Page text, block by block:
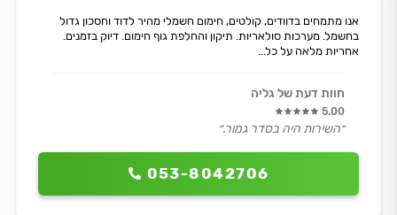
053-8042706
אנו מתמחים בדוודים, קולטים, חימום חשמלי מהיר לדוד וחסכון גדול
בחשמל. מערכות סולאריות. תיקון והחלפת גוף חימום. דיוק בזמנים.
אחריות מלאה על כל...
חוות דעת של גליה
5.00
״השירות היה בסדר גמור.״